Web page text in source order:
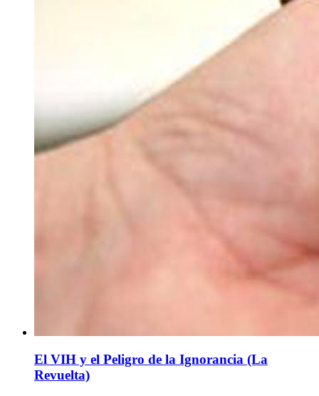
El VIH y el Peligro de la Ignorancia (La
Revuelta)